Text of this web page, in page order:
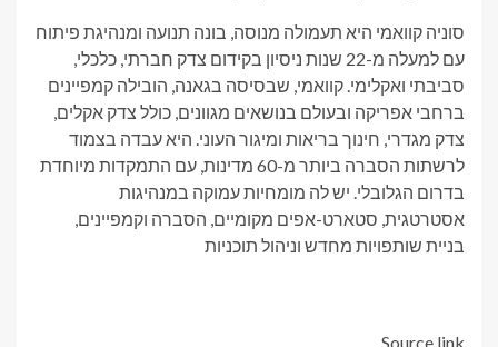
סוניה קוואמי היא תעמולה מנוסה, בונה תנועה ומנהיגת פיתוח
עם למעלה מ-22 שנות ניסיון בקידום צדק חברתי, כלכלי,
סביבתי ואקלימי. קוואמי, שבסיסה בגאנה, הובילה קמפיינים
ברחבי אפריקה ובעולם בנושאים מגוונים, כולל צדק אקלים,
צדק מגדרי, חינוך בריאות ומיגור העוני. היא עבדה בצמוד
לרשתות הסברה ביותר מ-60 מדינות, עם התמקדות מיוחדת
בדרום הגלובלי. יש לה מומחיות עמוקה במנהיגות
אסטרטגית, סטארט-אפים מקומיים, הסברה וקמפיינים,
בניית שותפויות מחדש וניהול תוכניות
Source link